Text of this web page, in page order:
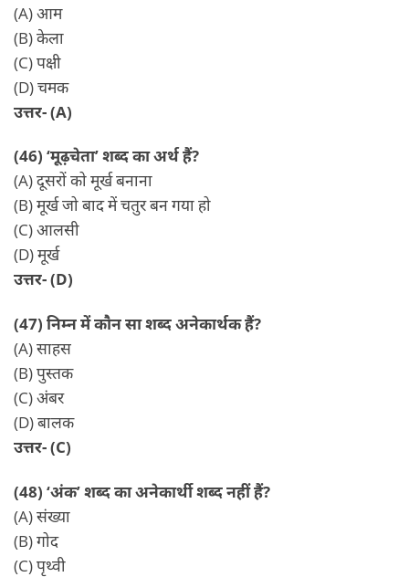
(A) आम
(B) केला
(C) पक्षी
(D) चमक
उत्तर- (A)
(46) ‘मूढ़चेता’ शब्द का अर्थ हैं?
(A) दूसरों को मूर्ख बनाना
(B) मूर्ख जो बाद में चतुर बन गया हो
(C) आलसी
(D) मूर्ख
उत्तर- (D)
(47) निम्न में कौन सा शब्द अनेकार्थक हैं?
(A) साहस
(B) पुस्तक
(C) अंबर
(D) बालक
उत्तर- (C)
(48) ‘अंक’ शब्द का अनेकार्थी शब्द नहीं हैं?
(A) संख्या
(B) गोद
(C) पृथ्वी